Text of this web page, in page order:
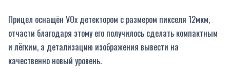
Прицел оснащён VOx детектором с размером пикселя 12мкм,
отчасти благодаря этому его получилось сделать компактным
и лёгким, а детализацию изображения вывести на
качественно новый уровень.